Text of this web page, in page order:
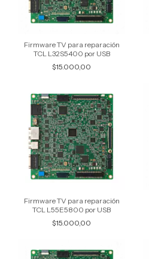
Firmware TV para reparación
TCL L32S5400 por USB
$15.000,00
Firmware TV para reparación
TCL L55E5800 por USB
$15.000,00